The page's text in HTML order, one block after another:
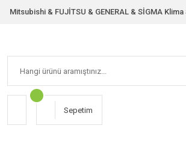
Mitsubishi & FUJİTSU & GENERAL & SİGMA
Sepetim